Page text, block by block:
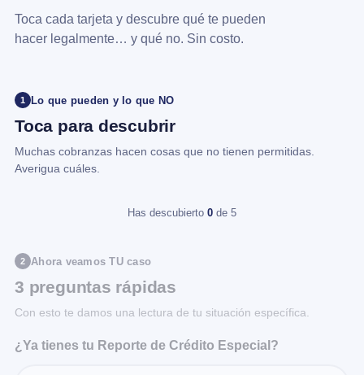
Toca cada tarjeta y descubre qué te pueden
hacer legalmente… y qué no. Sin costo.
1 Lo que pueden y lo que NO
Toca para descubrir
Muchas cobranzas hacen cosas que no tienen permitidas.
Averigua cuáles.
Has descubierto 0 de 5
2 Ahora veamos TU caso
3 preguntas rápidas
Con esto te damos una lectura de tu situación específica.
¿Ya tienes tu Reporte de Crédito Especial?